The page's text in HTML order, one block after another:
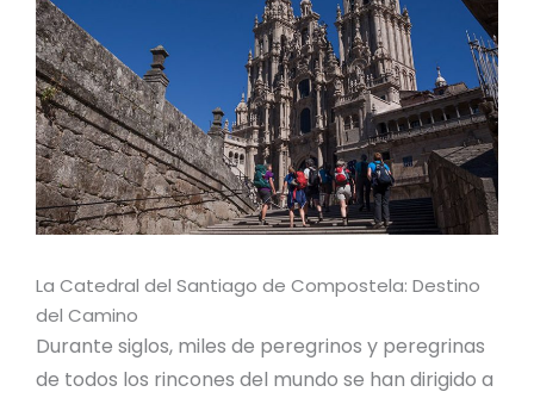
La Catedral del Santiago de Compostela: Destino
del Camino
Durante siglos, miles de peregrinos y peregrinas
de todos los rincones del mundo se han dirigido a